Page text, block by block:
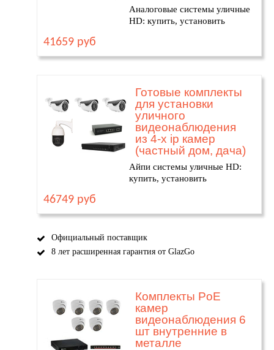
Аналоговые системы уличные
HD: купить, установить
41659 руб
Готовые комплекты
для установки
уличного
видеонаблюдения
из 4-х ip камер
(частный дом, дача)
Айпи системы уличные HD:
купить, установить
46749 руб
Официальный поставщик
8 лет расширенная гарантия от GlazGo
Комплекты PoE
камер
видеонаблюдения 6
шт внутренние в
металле